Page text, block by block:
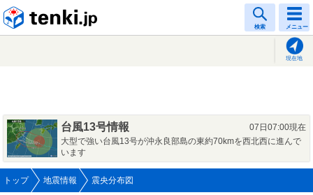
検索 メニュー
現在地
台風13号情報
07日07:00現在
大型で強い台風13号が沖永良部島の東約70kmを西北西に進んで
います
トップ 地震情報 震央分布図